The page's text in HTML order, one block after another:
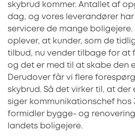
skybrud kommer. Antallet af
dag, og vores leverandører
servicere de mange
oplever, at kunder, som de
tilbud, nu vender tilbage for at
og det er med til at skabe den
Derudover får vi flere
skybrud. Så det virker til, at der
siger kommunikationschef hos
formidler bygge- og
landets boligejere.